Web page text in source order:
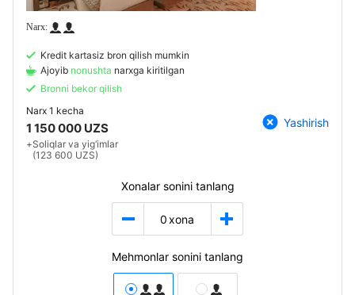
Kredit kartasiz bron qilish mumkin
Ajoyib nonushta narxga kiritilgan
Bronni bekor qilish
Narx 1 kecha
1 150 000 UZS
+Soliqlar va yig‘imlar
(123 600 UZS)
Yashirish
Xonalar sonini tanlang
0 xona
Mehmonlar sonini tanlang